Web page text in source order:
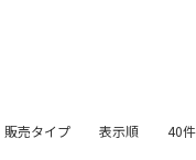
販売タイプ 表示順 40件